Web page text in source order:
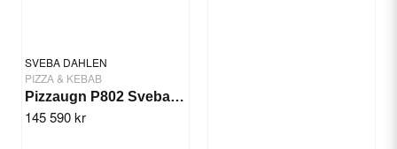
SVEBA DAHLEN
PIZZA & KEBAB
Pizzaugn P802 Sveba Dahlen - 2 däck
145 590 kr